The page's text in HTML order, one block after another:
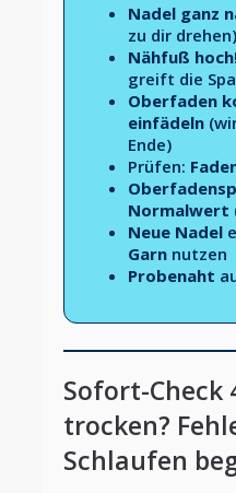
Nadel ganz
zu dir drehen)
Nähfuß
greift die
Oberfaden
einfädeln
Ende)
Prüfen:
Normalwert
Neue Nadel
Garn nutzen
Probenaht
Sofort-Check
trocken?
Schlaufen